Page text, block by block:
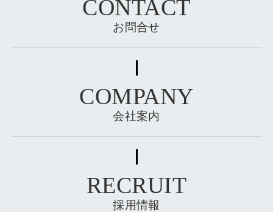
CONTACT
お問合せ
COMPANY
会社案内
RECRUIT
採用情報